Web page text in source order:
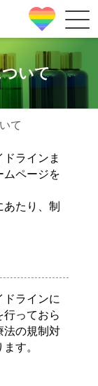
いて
て
ラインま
ムページを
たり、制
ドラインに
行っておら
法の規制対
す。